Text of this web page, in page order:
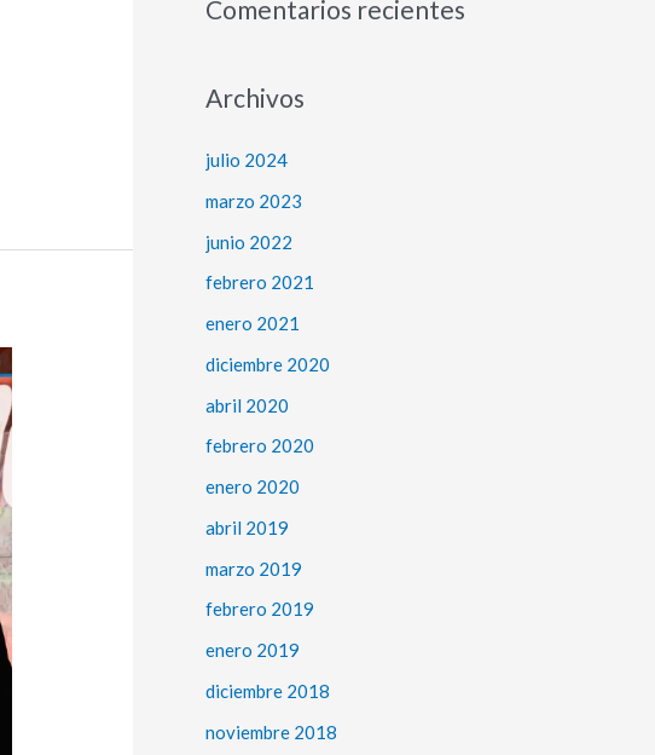
Comentarios recientes
Archivos
julio 2024
marzo 2023
junio 2022
febrero 2021
enero 2021
diciembre 2020
abril 2020
febrero 2020
enero 2020
abril 2019
marzo 2019
febrero 2019
enero 2019
diciembre 2018
noviembre 2018